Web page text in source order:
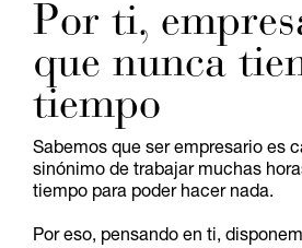
Por ti,
que nunca
tiempo
Sabemos que ser empresario es
sinónimo de trabajar muchas
tiempo para poder hacer nada.
Por eso, pensando en ti,